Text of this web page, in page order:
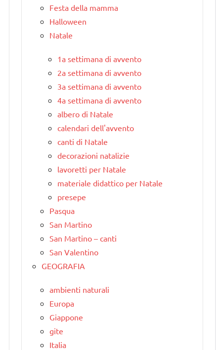
Festa della mamma
Halloween
Natale
1a settimana di avvento
2a settimana di avvento
3a settimana di avvento
4a settimana di avvento
albero di Natale
calendari dell'avvento
canti di Natale
decorazioni natalizie
lavoretti per Natale
materiale didattico per Natale
presepe
Pasqua
San Martino
San Martino – canti
San Valentino
GEOGRAFIA
ambienti naturali
Europa
Giappone
gite
Italia